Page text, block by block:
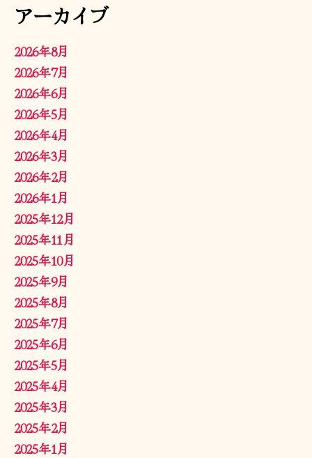
アーカイブ
2026年8月
2026年7月
2026年6月
2026年5月
2026年4月
2026年3月
2026年2月
2026年1月
2025年12月
2025年11月
2025年10月
2025年9月
2025年8月
2025年7月
2025年6月
2025年5月
2025年4月
2025年3月
2025年2月
2025年1月